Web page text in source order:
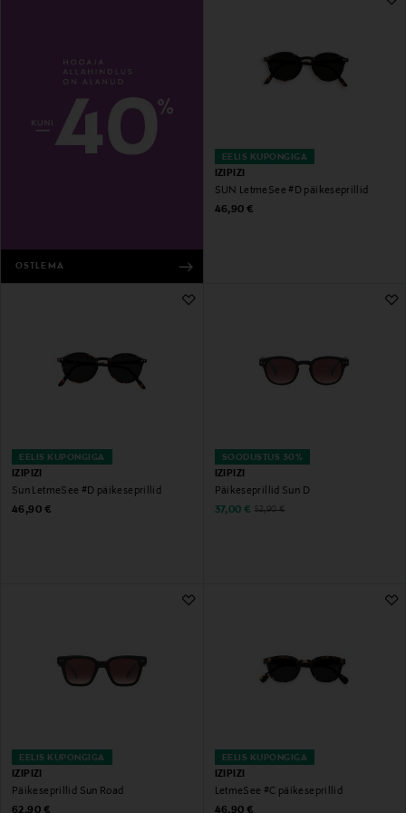
OSTLEMA
EELIS KUPONGIGA
IZIPIZI
SUN LetmeSee #D päikeseprillid
Original Price
46,90 €
EELIS KUPONGIGA
IZIPIZI
Sun LetmeSee #D päikeseprillid
Original Price
46,90 €
SOODUSTUS 30%
IZIPIZI
Päikeseprillid Sun D
Discounted Price
37,00 € Original Price
52,90 €
EELIS KUPONGIGA
IZIPIZI
Päikeseprillid Sun Road
Original Price
62,90 €
EELIS KUPONGIGA
IZIPIZI
LetmeSee #C päikeseprillid
Original Price
46,90 €